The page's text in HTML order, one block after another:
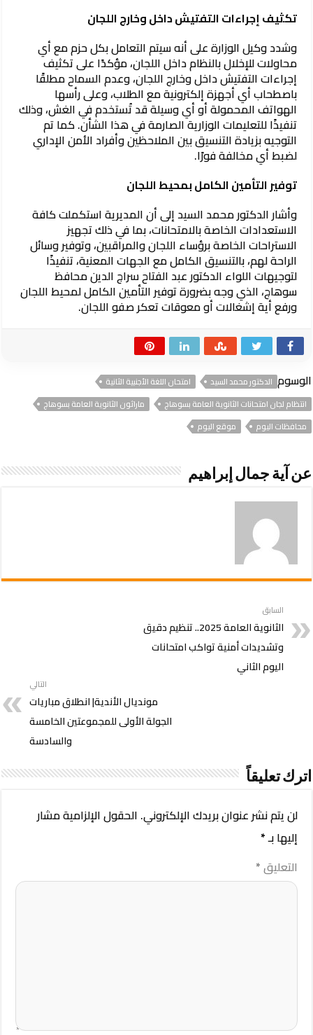
تكثيف إجراءات التفتيش داخل وخارج اللجان
وشدد وكيل الوزارة على أنه سيتم التعامل بكل حزم مع أي
محاولات للإخلال بالنظام داخل اللجان، مؤكدًا على تكثيف
إجراءات التفتيش داخل وخارج اللجان، وعدم السماح مطلقًا
باصطحاب أي أجهزة إلكترونية مع الطلاب، وعلى رأسها
الهواتف المحمولة أو أي وسيلة قد تُستخدم في الغش، وذلك
تنفيذًا للتعليمات الوزارية الصارمة في هذا الشأن. كما تم
التوجيه بزيادة التنسيق بين الملاحظين وأفراد الأمن الإداري
لضبط أي مخالفة فورًا.
توفير التأمين الكامل بمحيط اللجان
وأشار الدكتور محمد السيد إلى أن المديرية استكملت كافة
الاستعدادات الخاصة بالامتحانات، بما في ذلك تجهيز
الاستراحات الخاصة برؤساء اللجان والمراقبين، وتوفير وسائل
الراحة لهم، بالتنسيق الكامل مع الجهات المعنية، تنفيذًا
لتوجيهات اللواء الدكتور عبد الفتاح سراج الدين محافظ
سوهاج، الذي وجه بضرورة توفير التأمين الكامل لمحيط اللجان
ورفع أية إشغالات أو معوقات تعكر صفو اللجان.
الوسوم الدكتور محمد السيد
امتحان اللغة الأجنبية الثانية
انتظام لجان امتحانات الثانوية العامة بسوهاج
ماراثون الثانوية العامة بسوهاج
محافظات اليوم
موقع اليوم
عن آية جمال إبراهيم
السابق
الثانوية العامة 2025.. تنظيم دقيق
وتشديدات أمنية تواكب امتحانات
اليوم الثاني
التالي
مونديال الأندية| انطلاق مباريات
الجولة الأولى للمجموعتين الخامسة
والسادسة
اترك تعليقاً
لن يتم نشر عنوان بريدك الإلكتروني. الحقول الإلزامية مشار
إليها بـ*
التعليق*